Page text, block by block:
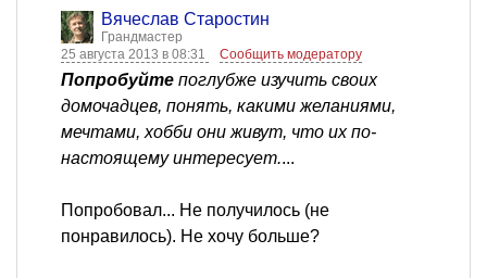
Вячеслав Старостин
Грандмастер
25 августа 2013 в 08:31
Сообщить модератору
Попробуйте поглубже изучить своих
домочадцев, понять, какими желаниями,
мечтами, хобби они живут, что их по-
настоящему интересует....
Попробовал... Не получилось (не
понравилось). Не хочу больше?